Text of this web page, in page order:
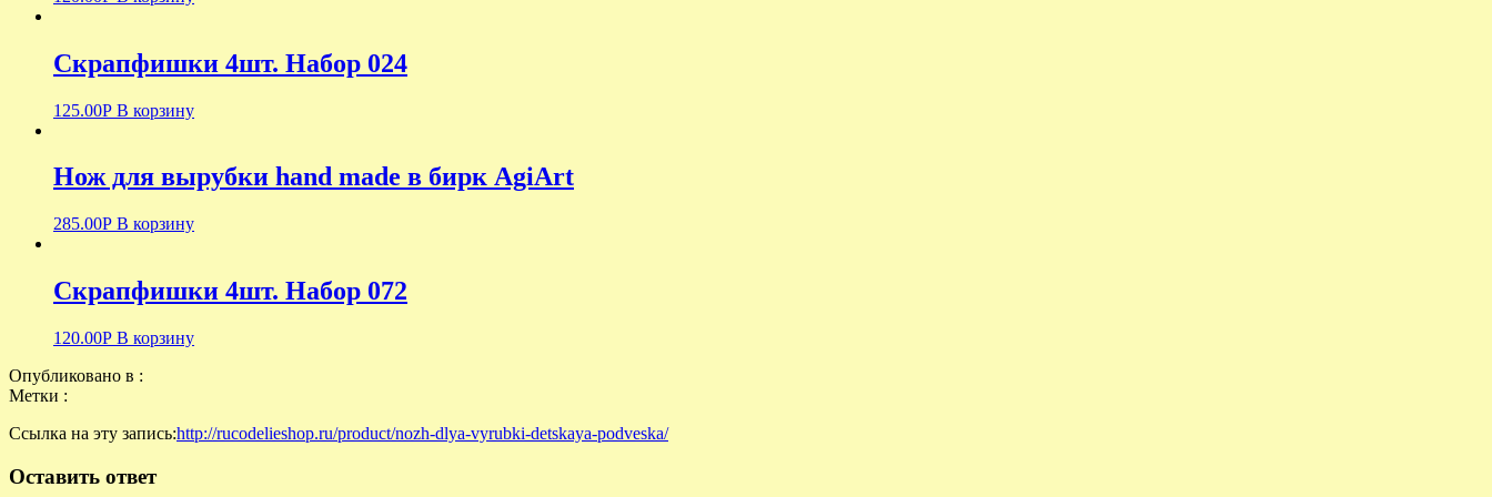
Скрапфишки 4шт. Набор 024
125.00Р В корзину
Нож для вырубки hand made в бирк AgiArt
285.00Р В корзину
Скрапфишки 4шт. Набор 072
120.00Р В корзину
Опубликовано в :
Метки :
Ссылка на эту запись:http://rucodelieshop.ru/product/nozh-dlya-vyrubki-detskaya-podveska/
Оставить ответ